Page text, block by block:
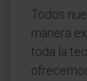
Todos
manera
toda la